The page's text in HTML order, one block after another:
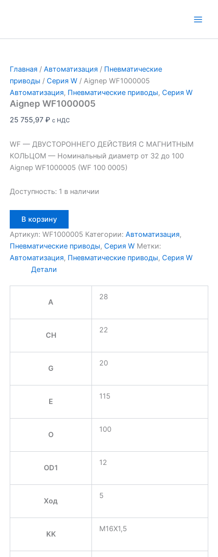
Главная / Автоматизация / Пневматические
приводы / Серия W / Aignep WF1000005
Автоматизация, Пневматические приводы, Серия W
Aignep WF1000005
25 755,97 ₽ с НДС
WF — ДВУСТОРОННЕГО ДЕЙСТВИЯ С МАГНИТНЫМ
КОЛЬЦОМ — Номинальный диаметр от 32 до 100
Aignep WF1000005 (WF 100 0005)
Доступность: 1 в наличии
товара
Aignep
WF1000005
В корзину
Артикул: WF1000005 Категории: Автоматизация,
Пневматические приводы, Серия W Метки:
Автоматизация, Пневматические приводы, Серия W
Детали
A
28
CH
22
G
20
E
115
O
100
OD1
12
Ход
5
KK
M16X1,5